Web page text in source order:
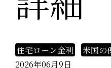
住宅ローン金利 米国の
2026年06月9日